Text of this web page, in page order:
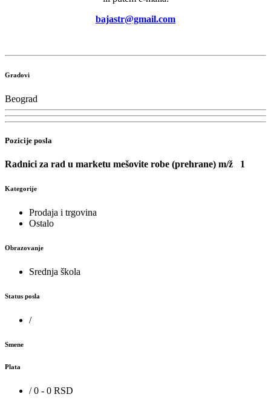
bajastr@gmail.com
Gradovi
Beograd
Pozicije posla
Radnici za rad u marketu mešovite robe (prehrane) m/ž 1
Kategorije
Prodaja i trgovina
Ostalo
Obrazovanje
Srednja škola
Status posla
/
Smene
Plata
/ 0 - 0 RSD